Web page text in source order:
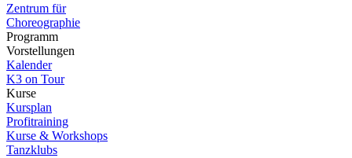
Zentrum für
Choreographie
Programm
Vorstellungen
Kalender
K3 on Tour
Kurse
Kursplan
Profitraining
Kurse & Workshops
Tanzklubs